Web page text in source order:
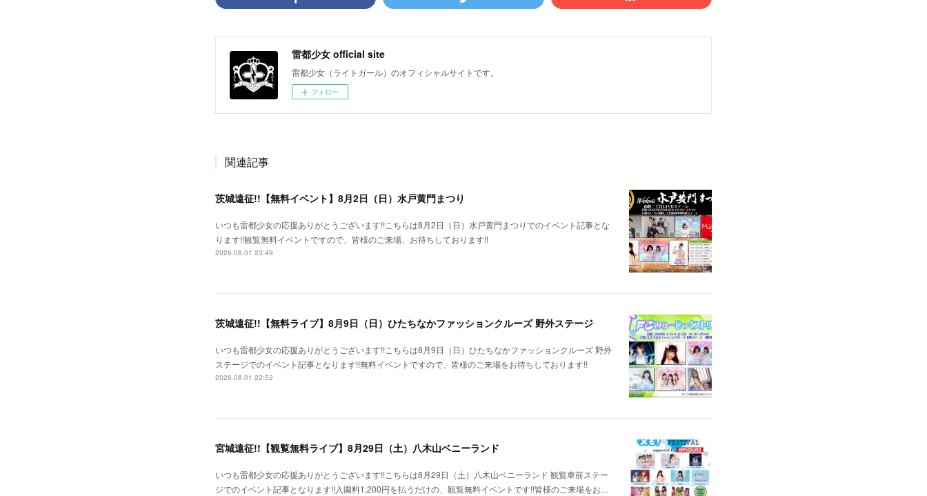
雷都少女 official site
雷都少女（ライトガール）のオフィシャルサイトです。
フォロー
関連記事
茨城遠征!!【無料イベント】8月2日（日）水戸黄門まつり
いつも雷都少女の応援ありがとうございます!!こちらは8月2日（日）水戸黄門まつりでのイベント記事とな
ります!!観覧無料イベントですので、皆様のご来場、お待ちしております!!
2026.08.01 23:49
茨城遠征!!【無料ライブ】8月9日（日）ひたちなかファッションクルーズ 野外ステージ
いつも雷都少女の応援ありがとうございます!!こちらは8月9日（日）ひたちなかファッションクルーズ 野外
ステージでのイベント記事となります!!無料イベントですので、皆様のご来場をお待ちしております!!
2026.08.01 22:52
宮城遠征!!【観覧無料ライブ】8月29日（土）八木山ベニーランド
いつも雷都少女の応援ありがとうございます!!こちらは8月29日（土）八木山ベニーランド 観覧車前ステー
ジでのイベント記事となります!!入園料1,200円を払うだけの、観覧無料イベントです!!皆様のご来場をお…